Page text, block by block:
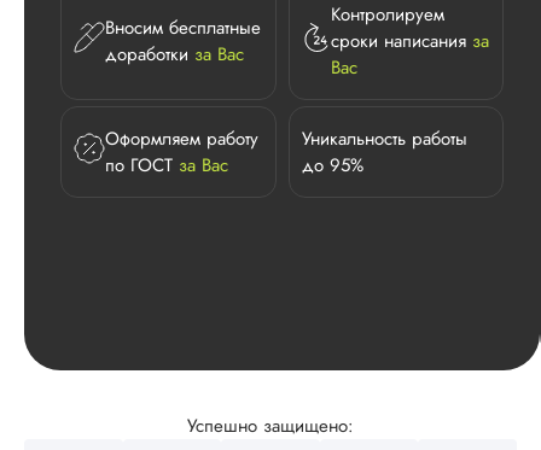
Вносим бесплатные
доработки за Вас
Контролируем
сроки написания за
Вас
Оформляем работу
по ГОСТ за Вас
Уникальность работы
до 95%
Успешно защищено: